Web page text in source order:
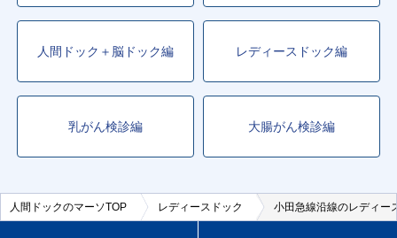
人間ドック＋脳ドック編 レディースドック編
乳がん検診編 大腸がん検診編
人間ドックのマーソTOP レディースドック 小田急線沿線のレディー